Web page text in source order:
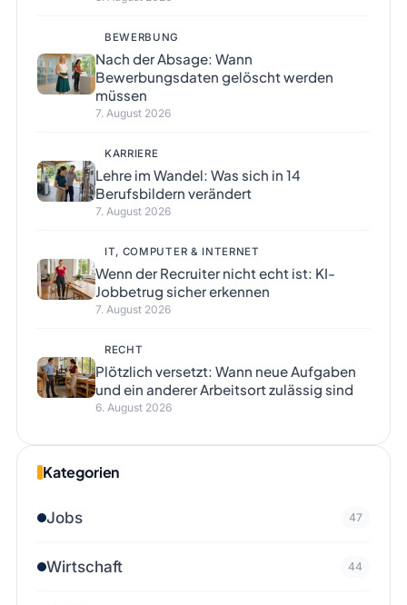
BEWERBUNG
Nach der Absage: Wann
Bewerbungsdaten gelöscht werden
müssen
7. August 2026
KARRIERE
Lehre im Wandel: Was sich in 14
Berufsbildern verändert
7. August 2026
IT, COMPUTER & INTERNET
Wenn der Recruiter nicht echt ist: KI-
Jobbetrug sicher erkennen
7. August 2026
RECHT
Plötzlich versetzt: Wann neue Aufgaben
und ein anderer Arbeitsort zulässig sind
6. August 2026
Kategorien
Jobs 47
Wirtschaft 44